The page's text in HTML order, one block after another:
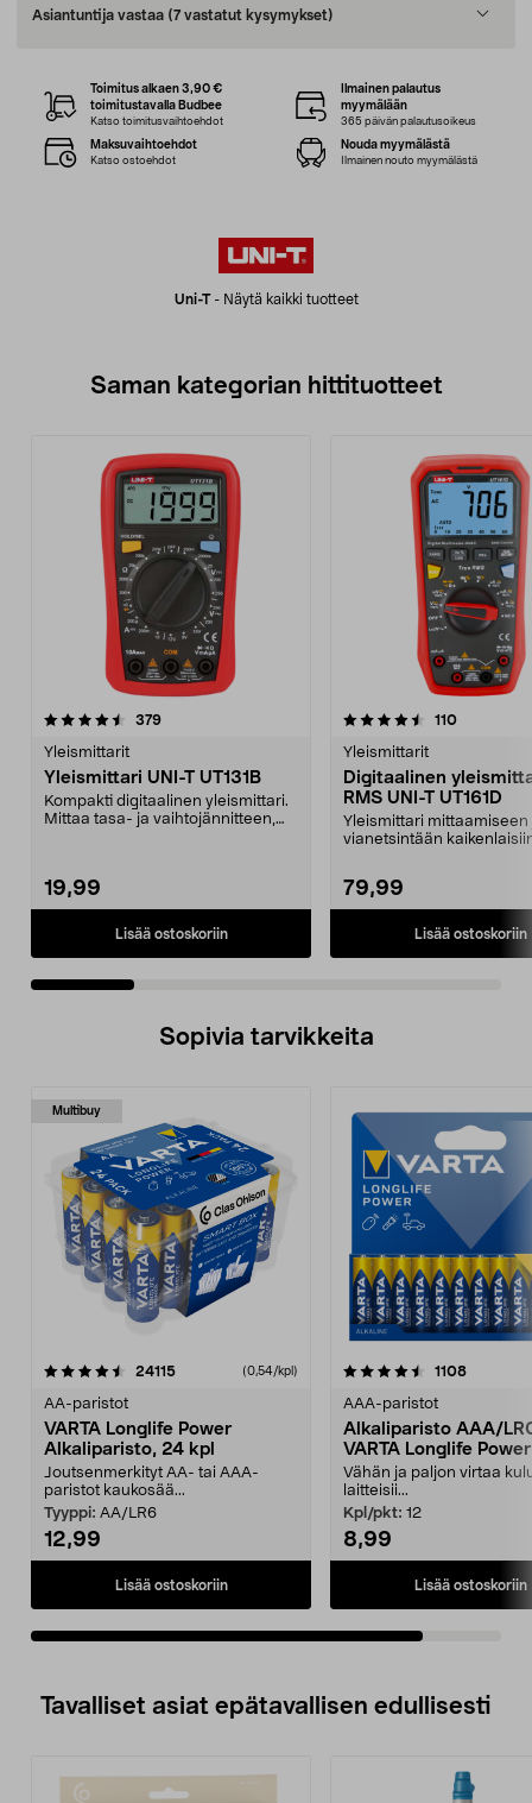
Asiantuntija vastaa (7 vastatut kysymykset)
Uni-T- Näytä kaikki tuotteet
Toimitus alkaen 3,90 €
toimitustavalla Budbee
Katso toimitusvaihtoehdot
Ilmainen palautus
myymälään
365 päivän palautusoikeus
Maksuvaihtoehdot
Katso ostoehdot
Nouda myymälästä
Ilmainen nouto myymälästä
Saman kategorian hittituotteet
379arvostelut
Yleismittarit
Yleismittari UNI-T UT131B
Kompakti digitaalinen yleismittari.
Mittaa tasa- ja vaihtojännitteen,
19,99
Lisää ostoskoriin
4.5 viidestä
110arvostelut
Yleismittarit
Digitaalinen
RMS UNI-T UT161D
Yleismittari mittaamiseen
vianetsintään
79,99
Lisää ostoskoriin
1.5 viidestä
Sopivia tarvikkeita
Multibuy
24115arvostelut(0,54/kpl)
AA-paristot
VARTA Longlife Power
Alkaliparisto, 24 kpl
Joutsenmerkityt AA- tai AAA-
paristot kaukosää...
Tyyppi: AA/LR6
12,99
Lisää ostoskoriin
4.5viidestä
1108
AAA-paristot
Alkaliparisto AAA/
VARTA Longlife Power
Vähän ja paljon virtaa
laitteisii...
Kpl/pkt: 12
8,99
Lisää ostoskoriin
Tavalliset asiat epätavallisen edullisesti